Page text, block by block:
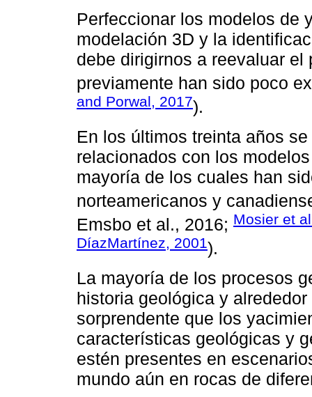
Perfeccionar los modelos de
modelación 3D y la
debe dirigirnos a reevaluar
previamente han sido poco
and Porwal, 2017).
En los últimos treinta años
relacionados con los
mayoría de los cuales han
norteamericanos y
Emsbo et al., 2016; Mosier et
DíazMartínez, 2001).
La mayoría de los procesos
historia geológica y
sorprendente que los
características geológicas y
estén presentes en
mundo aún en rocas de